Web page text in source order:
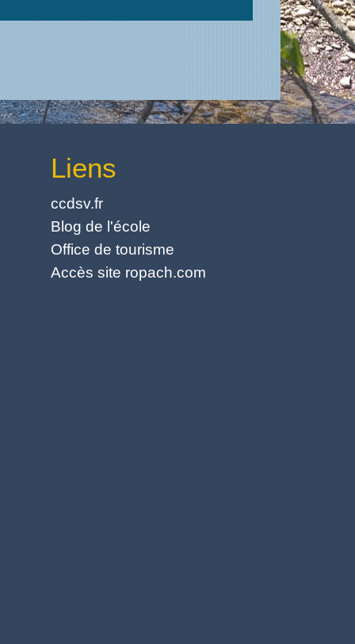
Liens
ccdsv.fr
Blog de l'école
Office de tourisme
Accès site ropach.com